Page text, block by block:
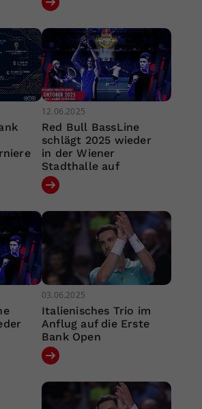
12.06.2025
Red Bull BassLine
schlägt 2025 wieder
in der Wiener
Stadthalle auf
03.06.2025
Italienisches Trio im
Anflug auf die Erste
Bank Open